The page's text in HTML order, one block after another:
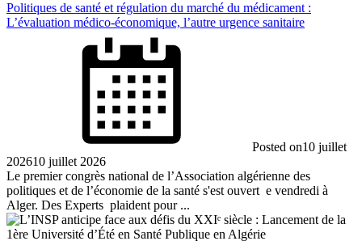
Politiques de santé et régulation du marché du médicament :
L’évaluation médico-économique, l’autre urgence sanitaire
Posted on10 juillet
202610 juillet 2026
​Le premier congrès national de l’Association algérienne des
politiques et de l’économie de la santé s'est ouvert e vendredi à
Alger. Des Experts plaident pour ...